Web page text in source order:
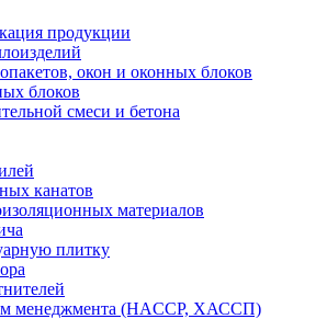
продукции
окон и оконных блоков
блоков
смеси и бетона
канатов
материалов
плитку
менеджмента (HACCP, ХАССП)